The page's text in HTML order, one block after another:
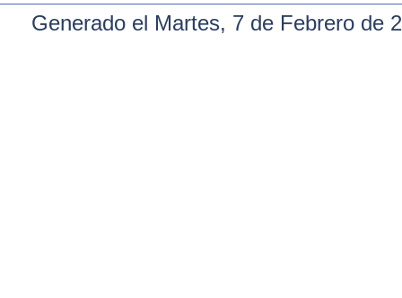
Generado el Martes, 7 de Febrero de